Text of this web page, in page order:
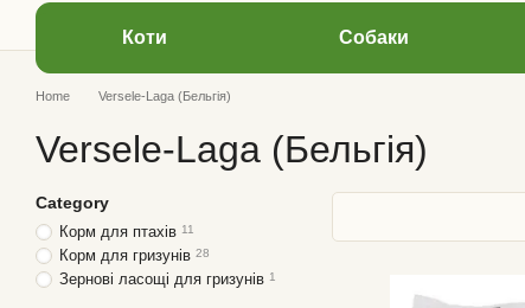
Коти Cобаки
Home Versele-Laga (Бельгія)
Versele-Laga (Бельгія)
Category
Корм для птахів 11
Корм для гризунів 28
Зернові ласощі для гризунів 1